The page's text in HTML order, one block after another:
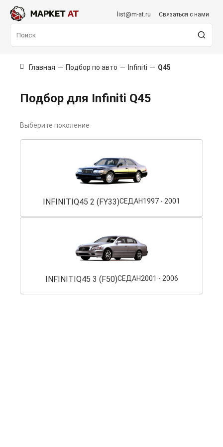
list@m-at.ru Связаться с нами
Главная — Подбор по авто — Infiniti — Q45
Подбор для Infiniti Q45
Выберите поколение
INFINITIQ45 2 (FY33)СЕДАН1997 - 2001
INFINITIQ45 3 (F50)СЕДАН2001 - 2006